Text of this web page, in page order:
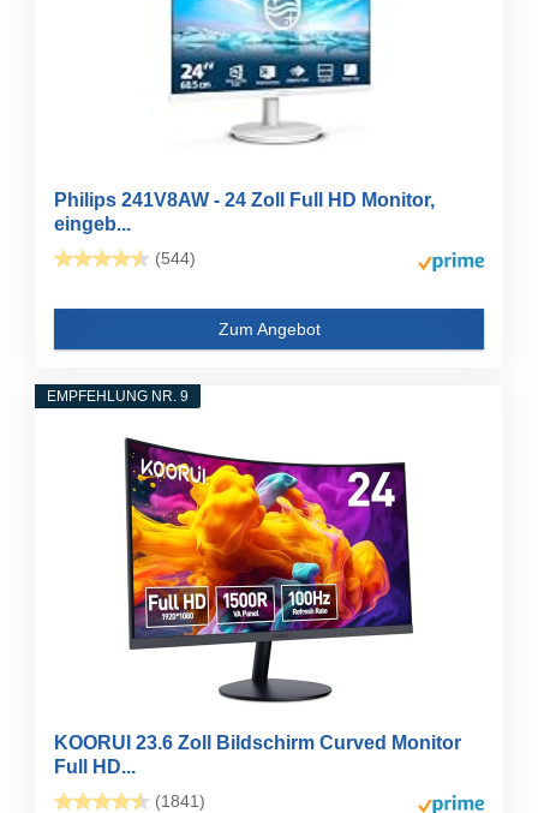
Philips 241V8AW - 24 Zoll Full HD Monitor,
eingeb...
(544)
Zum Angebot
EMPFEHLUNG NR. 9
KOORUI 23.6 Zoll Bildschirm Curved Monitor
Full HD...
(1841)